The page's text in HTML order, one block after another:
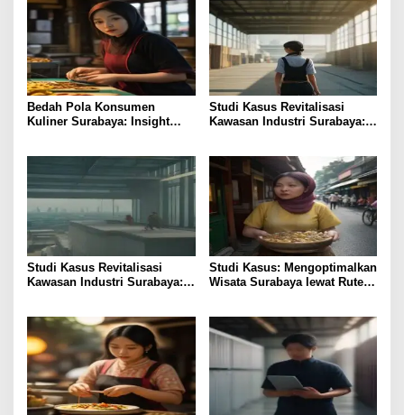
Bedah Pola Konsumen
Kuliner Surabaya: Insight
Studi Kasus Revitalisasi
Kawasan Industri Surabaya:
Studi Kasus Revitalisasi
Kawasan Industri Surabaya:
Studi Kasus: Mengoptimalkan
Wisata Surabaya lewat Rute